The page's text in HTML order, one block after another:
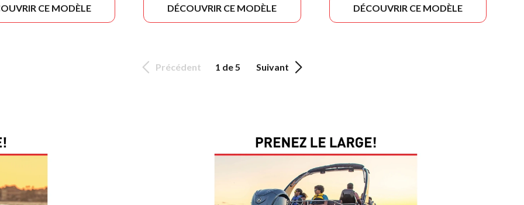
CE MODÈLE DÉCOUVRIR CE MODÈLE DÉCOUVRIR CE MODÈLE
Précédent 1 de 5 Suivant